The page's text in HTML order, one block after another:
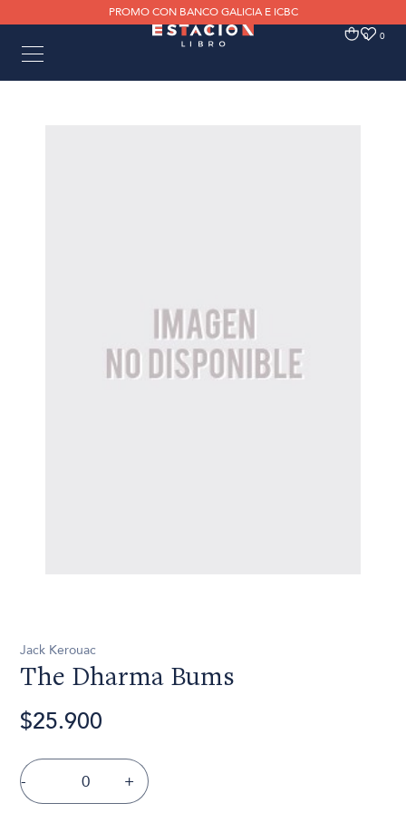
PROMO CON BANCO GALICIA E ICBC
0 0
Jack Kerouac
The Dharma Bums
$25.900
- +